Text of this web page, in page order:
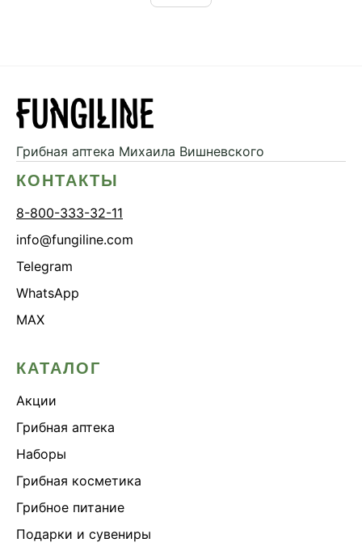
Грибная аптека Михаила Вишневского
КОНТАКТЫ
8-800-333-32-11
info@fungiline.com
Telegram
WhatsApp
MAX
КАТАЛОГ
Акции
Грибная аптека
Наборы
Грибная косметика
Грибное питание
Подарки и сувениры